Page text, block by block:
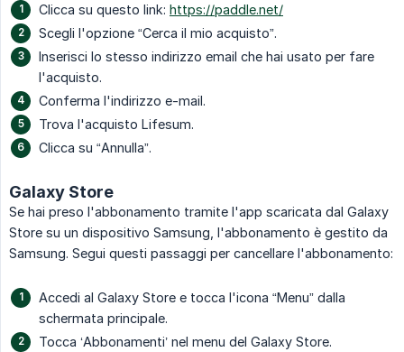
Clicca su questo link: https://paddle.net/
Scegli l'opzione “Cerca il mio acquisto”.
Inserisci lo stesso indirizzo email che hai usato per fare
l'acquisto.
Conferma l'indirizzo e-mail.
Trova l'acquisto Lifesum.
Clicca su “Annulla”.
Galaxy Store
Se hai preso l'abbonamento tramite l'app scaricata dal Galaxy
Store su un dispositivo Samsung, l'abbonamento è gestito da
Samsung. Segui questi passaggi per cancellare l'abbonamento:
Accedi al Galaxy Store e tocca l'icona “Menu” dalla
schermata principale.
Tocca ‘Abbonamenti’ nel menu del Galaxy Store.